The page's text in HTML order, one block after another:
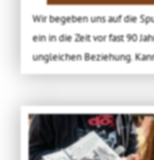
Wir begeben uns auf die
ein in die Zeit vor fast 90
ungleichen Beziehung.